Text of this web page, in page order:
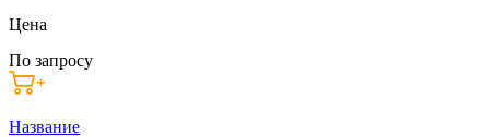
Цена
По запросу
Название